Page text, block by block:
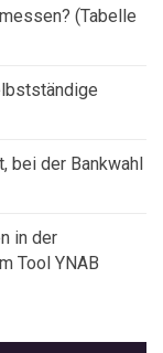
(Tabelle
bei der Bankwahl
in der
Tool YNAB